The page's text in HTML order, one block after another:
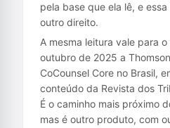
pela base que ela lê, e
outro direito.
A mesma leitura vale para
outubro de 2025 a
CoCounsel Core no Brasil,
conteúdo da Revista dos
É o caminho mais próximo
mas é outro produto, com